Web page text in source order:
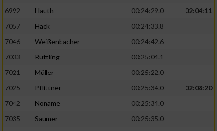
6992
Hauth 00:24:29.0
02:04:11
7057
Hack
00:24:33.8
7046
Weißenbacher
00:24:42.6
7033
Rüttling
00:25:04.1
7021
Müller
00:25:22.0
7025
Pflittner 00:25:34.0
02:08:20
7042
Noname
00:25:34.0
7035
Saumer
00:25:35.0